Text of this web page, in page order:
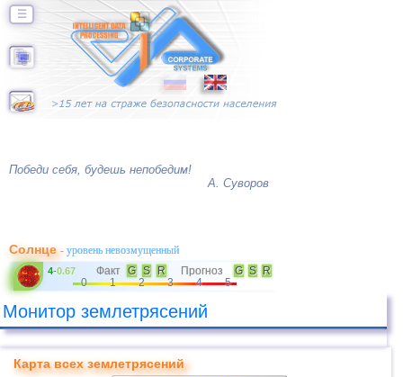
☰
Победи себя, будешь непобедим!
А. Суворов
Солнце- уровень невозмущенный
4-0.67 Факт G S R Прогноз G S
R
0
1 2 3 4 5
Монитор землетрясений
Карта всех землетрясений